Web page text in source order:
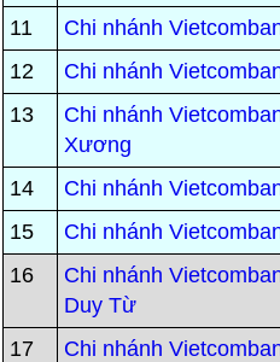
11 Chi nhánh
12
Chi nhánh
13
Chi nhánh
Xương
14 Chi nhánh
15
Chi nhánh
16
Chi nhánh
Duy Từ
17
Chi nhánh